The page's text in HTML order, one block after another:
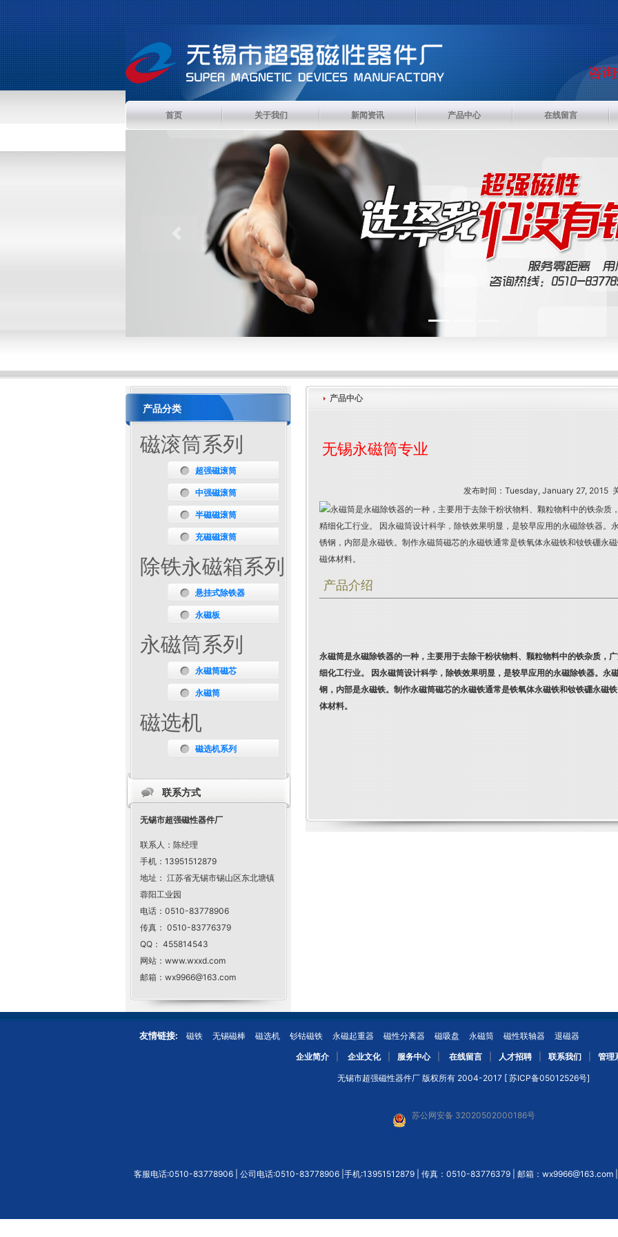
咨
首页 关于我们 新闻资讯 产品中心 在线留言
Previous
产品分类
磁滚筒系列
超强磁滚筒
中强磁滚筒
半磁磁滚筒
充磁磁滚筒
除铁永磁箱系列
悬挂式除铁器
永磁板
永磁筒系列
永磁筒磁芯
永磁筒
磁选机
磁选机系列
联系方式
无锡市超强磁性器件厂
联系人：陈经理
手机：13951512879
地址： 江苏省无锡市锡山区东北塘镇
蓉阳工业园
电话：0510-83778906
传真： 0510-83776379
QQ： 455814543
网站：www.wxxd.com
邮箱：wx9966@163.com
产品中心
无锡永磁筒专业
发布时间： Tuesday, January 27, 2015
产品介绍
永磁筒是永磁除铁器的一种，主要用于去除干粉状物料、颗粒物料中的铁杂质，
细化工行业。 因永磁筒设计科学，除铁效果明显，是较早应用的永磁除铁器。永
钢，内部是永磁铁。制作永磁筒磁芯的永磁铁通常是铁氧体永磁铁和钕铁硼永磁
体材料。
友情链接: 磁铁 无锡磁棒 磁选机 钐钴磁铁 永磁起重器 磁性分离器 磁吸盘 永磁筒 磁性联轴器
退磁器
企业简介
企业文化 服务中心 在线留言 人才招聘 联系我们 管理
无锡市超强磁性器件厂 版权所有 2004-2017 [ 苏ICP备05012526号]
苏公网安备 32020502000186号
客服电话:0510-83778906 | 公司电话:0510-83778906 |手机:13951512879 | 传真：0510-83776379 | 邮箱：wx9966@163.com |